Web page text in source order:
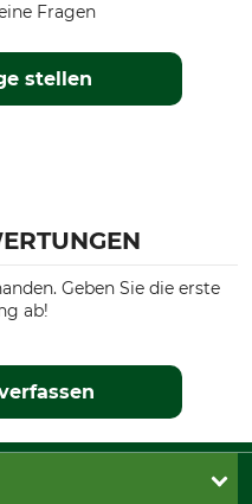
stellen
Fragen
Geben Sie die erste
ab!